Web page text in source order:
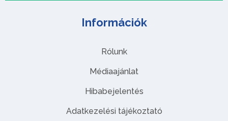
Információk
Rólunk
Médiaajánlat
Hibabejelentés
Adatkezelési tájékoztató